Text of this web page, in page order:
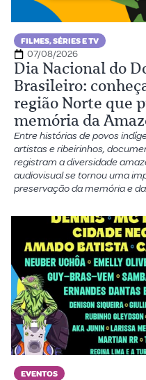
FILMES, SÉRIES E TV
07/08/2026
Dia Nacional do
Brasileiro:
região Norte que
memória da
Entre histórias de povos
artistas e ribeirinhos,
registram a diversidade
audiovisual se tornou uma
preservação da memória e
EVENTOS